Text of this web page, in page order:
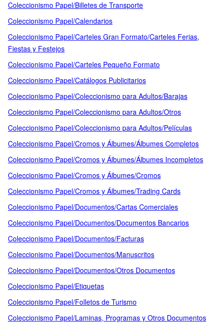
Coleccionismo Papel/Billetes de Transporte
Coleccionismo Papel/Calendarios
Coleccionismo Papel/Carteles Gran Formato/Carteles Ferias,
Fiestas y Festejos
Coleccionismo Papel/Carteles Pequeño Formato
Coleccionismo Papel/Catálogos Publicitarios
Coleccionismo Papel/Coleccionismo para Adultos/Barajas
Coleccionismo Papel/Coleccionismo para Adultos/Otros
Coleccionismo Papel/Coleccionismo para Adultos/Películas
Coleccionismo Papel/Cromos y Álbumes/Álbumes Completos
Coleccionismo Papel/Cromos y Álbumes/Álbumes Incompletos
Coleccionismo Papel/Cromos y Álbumes/Cromos
Coleccionismo Papel/Cromos y Álbumes/Trading Cards
Coleccionismo Papel/Documentos/Cartas Comerciales
Coleccionismo Papel/Documentos/Documentos Bancarios
Coleccionismo Papel/Documentos/Facturas
Coleccionismo Papel/Documentos/Manuscritos
Coleccionismo Papel/Documentos/Otros Documentos
Coleccionismo Papel/Etiquetas
Coleccionismo Papel/Folletos de Turismo
Coleccionismo Papel/Laminas, Programas y Otros Documentos